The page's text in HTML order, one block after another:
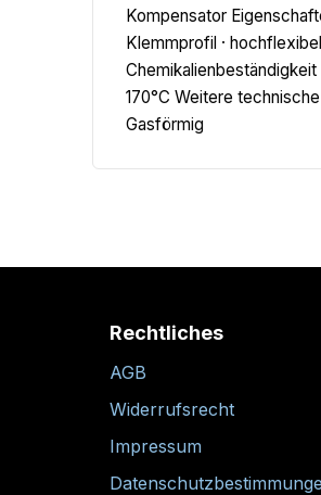
Kompensator
Klemmprofil ·
Chemikalienbeständigkeit
170°C Weitere
Gasförmig
Rechtliches
AGB
Widerrufsrecht
Impressum